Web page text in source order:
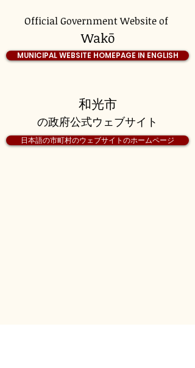
Official Government Website of
Wakō
MUNICIPAL WEBSITE HOMEPAGE IN ENGLISH
和光市
日本語の市町村のウェブサイトのホームページ
の政府公式ウェブサイト